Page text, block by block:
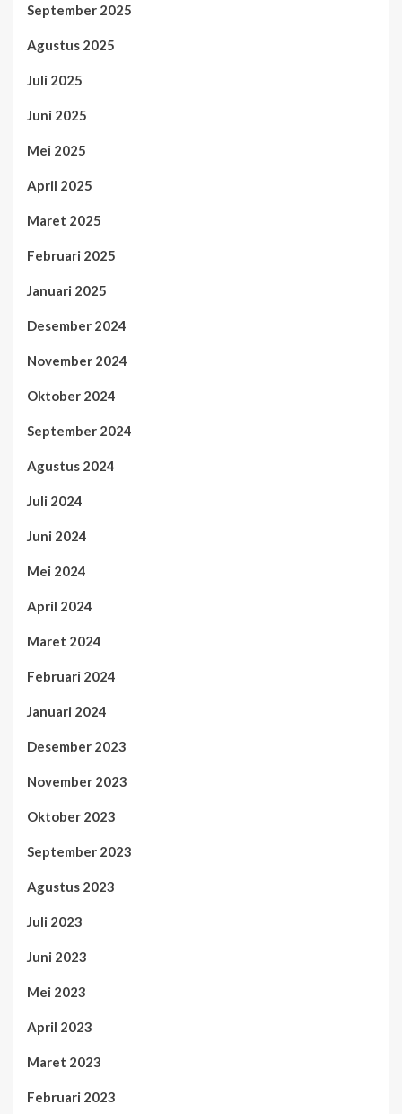
September 2025
Agustus 2025
Juli 2025
Juni 2025
Mei 2025
April 2025
Maret 2025
Februari 2025
Januari 2025
Desember 2024
November 2024
Oktober 2024
September 2024
Agustus 2024
Juli 2024
Juni 2024
Mei 2024
April 2024
Maret 2024
Februari 2024
Januari 2024
Desember 2023
November 2023
Oktober 2023
September 2023
Agustus 2023
Juli 2023
Juni 2023
Mei 2023
April 2023
Maret 2023
Februari 2023